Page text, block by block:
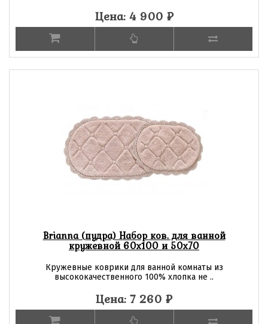
Цена: 4 900 ₽
Brianna (пудра) Набор ков. для ванной
кружевной 60х100 и 50х70
Кружевные коврики для ванной комнаты из
высококачественного 100% хлопка не ..
Цена: 7 260 ₽